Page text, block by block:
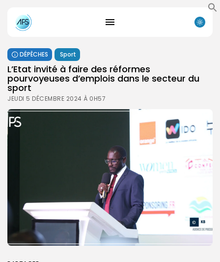
Search
DÉPÊCHES Sport
L’Etat invité à faire des réformes
pourvoyeuses d’emplois dans le secteur du
sport
JEUDI 5 DÉCEMBRE 2024 À 0H57